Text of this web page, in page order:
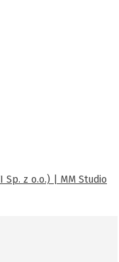
Sp. z o.o.) | MM Studio